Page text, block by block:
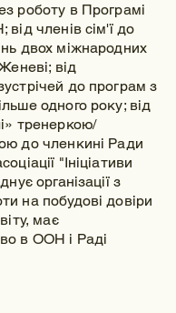
роботу в Програмі
членів сім'ї до
двох міжнародних
від
до програм з
одного року; від
тренеркою/
до членкині Ради
"Ініціативи
організації з
на побудові довіри
має
в ООН і Раді